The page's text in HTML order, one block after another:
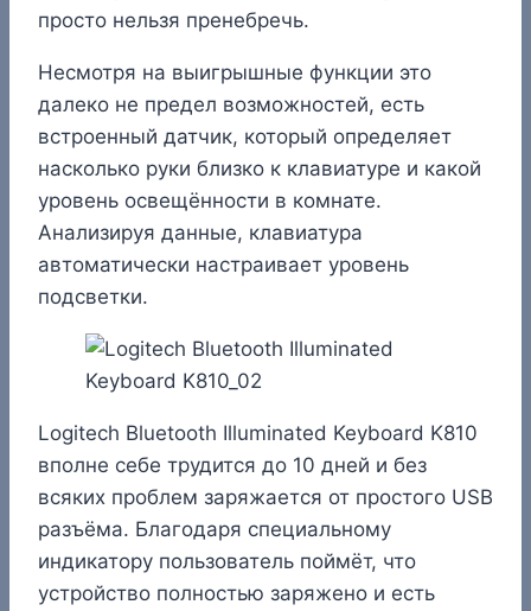
просто нельзя пренебречь.
Несмотря на выигрышные функции это
далеко не предел возможностей, есть
встроенный датчик, который определяет
насколько руки близко к клавиатуре и какой
уровень освещённости в комнате.
Анализируя данные, клавиатура
автоматически настраивает уровень
подсветки.
Logitech Bluetooth Illuminated Keyboard K810
вполне себе трудится до 10 дней и без
всяких проблем заряжается от простого USB
разъёма. Благодаря специальному
индикатору пользователь поймёт, что
устройство полностью заряжено и есть